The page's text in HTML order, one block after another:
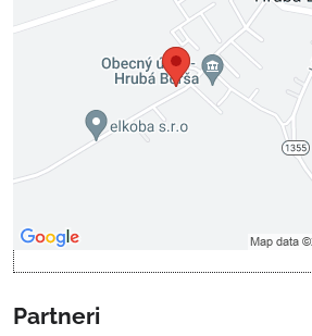
Voľbami súkromia
Prajete si načítať externý obsah?
Povoliť tentokrát
Povoliť a zapamätať - súhlas s
Partneri